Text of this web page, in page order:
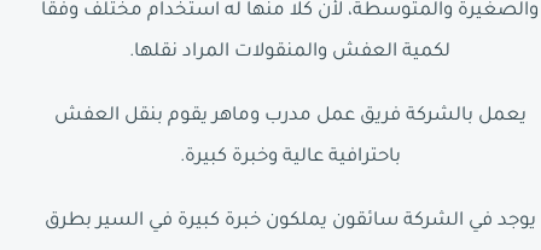
والصغيرة والمتوسطة، لأن كلا منها له استخدام مختلف وفقًا
لكمية العفش والمنقولات المراد نقلها.
يعمل بالشركة فريق عمل مدرب وماهر يقوم بنقل العفش
باحترافية عالية وخبرة كبيرة.
يوجد في الشركة سائقون يملكون خبرة كبيرة في السير بطرق